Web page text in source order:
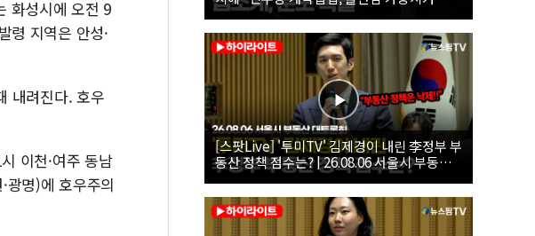
화성시에 오전 9
령 지역은 안성·
내려진다. 호우
이천·여주 동남
광명)에 호우주의
26.08.06 개혁신당 보완수사권 폐지 토론회
[스팟Live] '투미TV' 김제경이 내린 李정부 부
동산 정책 점수는? | 26.08.06 서울시 부동산
대토론회